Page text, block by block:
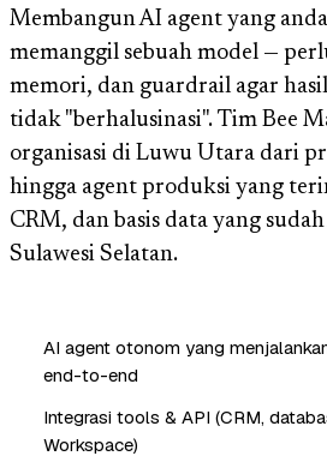
Membangun AI agent yang
memanggil sebuah model —
memori, dan guardrail agar
tidak "berhalusinasi". Tim Bee
organisasi di Luwu Utara dari
hingga agent produksi yang
CRM, dan basis data yang
Sulawesi Selatan.
AI agent otonom yang
end-to-end
Integrasi tools & API (CRM,
Workspace)